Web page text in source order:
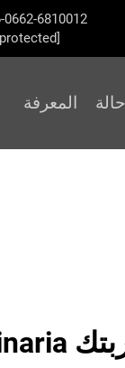
0662-6810012
حالة المعرفة